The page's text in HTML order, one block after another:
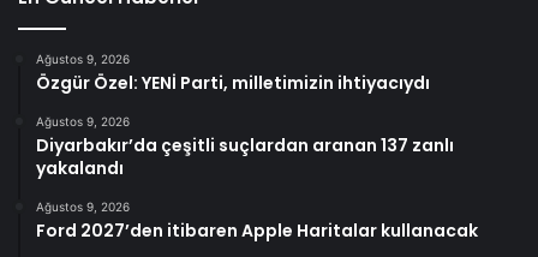
Ağustos 9, 2026
Özgür Özel: YENİ Parti, milletimizin ihtiyacıydı
Ağustos 9, 2026
Diyarbakır’da çeşitli suçlardan aranan 137 zanlı
yakalandı
Ağustos 9, 2026
Ford 2027’den itibaren Apple Haritalar kullanacak